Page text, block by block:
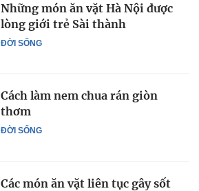
ĐỜI SỐNG
Những món ăn vặt Hà Nội được
lòng giới trẻ Sài thành
ĐỜI SỐNG
Cách làm nem chua rán giòn
thơm
Các món ăn vặt liên tục gây sốt